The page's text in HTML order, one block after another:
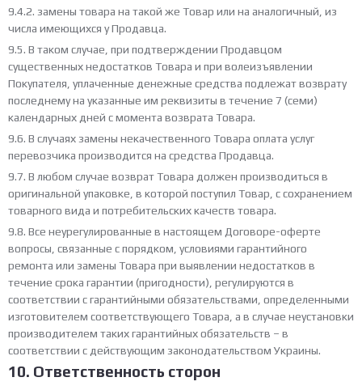
9.4.2. замены товара на такой же Товар или на аналогичный, из
числа имеющихся у Продавца.
9.5. В таком случае, при подтверждении Продавцом
существенных недостатков Товара и при волеизъявлении
Покупателя, уплаченные денежные средства подлежат возврату
последнему на указанные им реквизиты в течение 7 (семи)
календарных дней с момента возврата Товара.
9.6. В случаях замены некачественного Товара оплата услуг
перевозчика производится на средства Продавца.
9.7. В любом случае возврат Товара должен производиться в
оригинальной упаковке, в которой поступил Товар, с сохранением
товарного вида и потребительских качеств товара.
9.8. Все неурегулированные в настоящем Договоре-оферте
вопросы, связанные с порядком, условиями гарантийного
ремонта или замены Товара при выявлении недостатков в
течение срока гарантии (пригодности), регулируются в
соответствии с гарантийными обязательствами, определенными
изготовителем соответствующего Товара, а в случае неустановки
производителем таких гарантийных обязательств – в
соответствии с действующим законодательством Украины.
10. Ответственность сторон